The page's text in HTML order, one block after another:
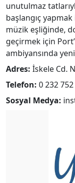
unutulmaz
başlangıç
müzik eşliğinde,
geçirmek için
ambiyansında
Adres: İskele Cd.
Telefon: 0 232
Sosyal Medya: